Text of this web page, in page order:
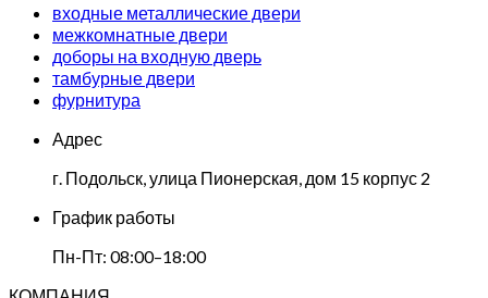
входные металлические двери
межкомнатные двери
доборы на входную дверь
тамбурные двери
фурнитура
Адрес
г. Подольск, улица Пионерская, дом 15 корпус 2
График работы
Пн-Пт: 08:00–18:00